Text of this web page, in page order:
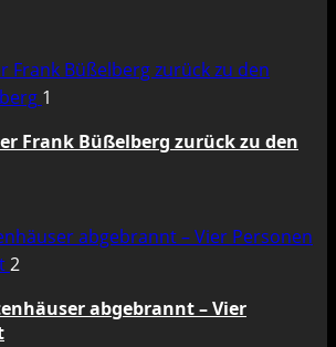
Frank Büßelberg zurück zu den
1
Frank Büßelberg zurück zu den
abgebrannt – Vier Personen
2
abgebrannt – Vier